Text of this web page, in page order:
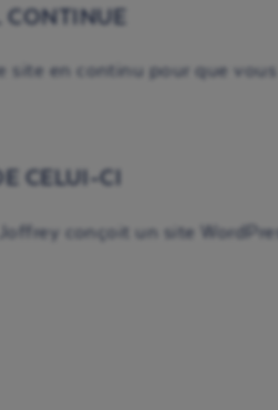
en continu pour que
CELUI-CI
conçoit un site